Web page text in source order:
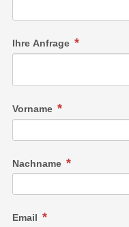
Ihre Anfrage
Vorname
Nachname
Email